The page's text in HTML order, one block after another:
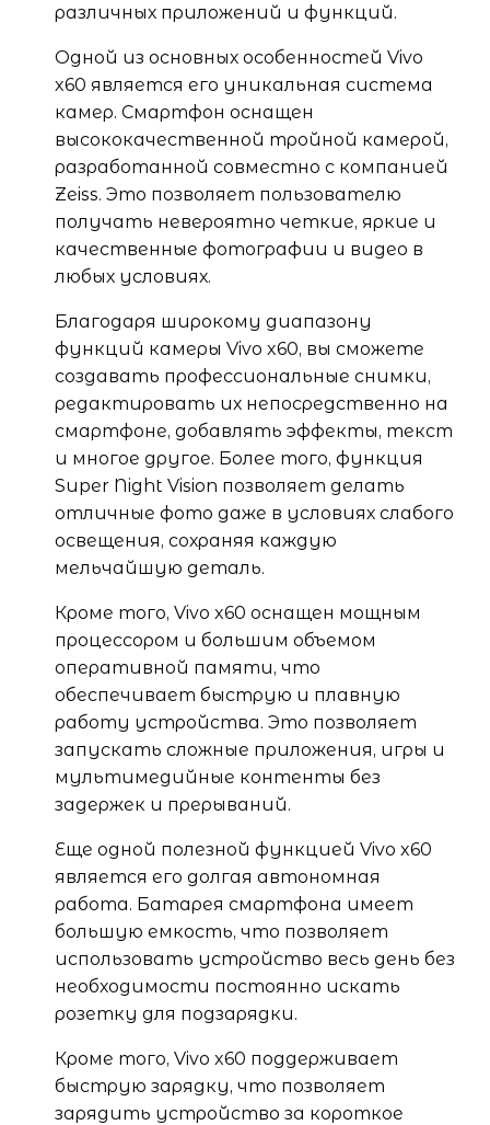
различных приложений и функций.
Одной из основных особенностей Vivo
x60 является его уникальная система
камер. Смартфон оснащен
высококачественной тройной камерой,
разработанной совместно с компанией
Zeiss. Это позволяет пользователю
получать невероятно четкие, яркие и
качественные фотографии и видео в
любых условиях.
Благодаря широкому диапазону
функций камеры Vivo x60, вы сможете
создавать профессиональные снимки,
редактировать их непосредственно на
смартфоне, добавлять эффекты, текст
и многое другое. Более того, функция
Super Night Vision позволяет делать
отличные фото даже в условиях слабого
освещения, сохраняя каждую
мельчайшую деталь.
Кроме того, Vivo x60 оснащен мощным
процессором и большим объемом
оперативной памяти, что
обеспечивает быструю и плавную
работу устройства. Это позволяет
запускать сложные приложения, игры и
мультимедийные контенты без
задержек и прерываний.
Еще одной полезной функцией Vivo x60
является его долгая автономная
работа. Батарея смартфона имеет
большую емкость, что позволяет
использовать устройство весь день без
необходимости постоянно искать
розетку для подзарядки.
Кроме того, Vivo x60 поддерживает
быструю зарядку, что позволяет
зарядить устройство за короткое